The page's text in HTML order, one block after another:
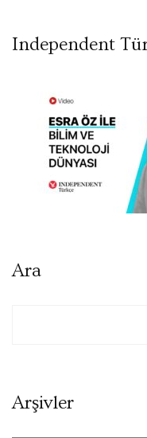
Independent
Ara
ArşivlerArşivler